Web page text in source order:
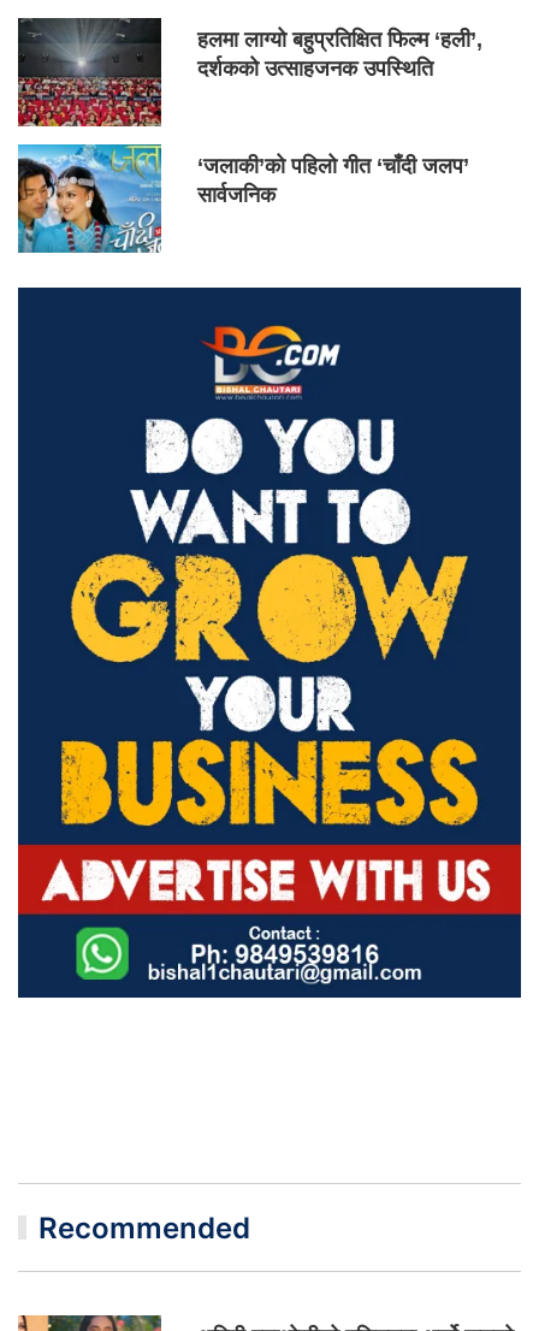
हलमा लाग्यो बहुप्रतिक्षित फिल्म ‘हली’,
दर्शकको उत्साहजनक उपस्थिति
‘जलाकी’को पहिलो गीत ‘चाँदी जलप’
सार्वजनिक
Recommended